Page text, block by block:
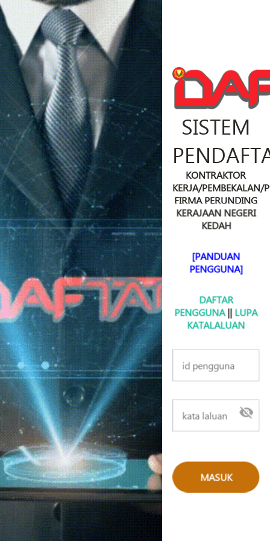
SISTEM
KONTRAKTOR
KERJA/PEMBEKALAN/
FIRMA PERUNDING
KERAJAAN NEGERI
KEDAH
[PANDUAN
PENGGUNA]
DAFTAR
PENGGUNA|| LUPA
KATALALUAN